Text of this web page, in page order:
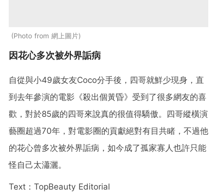
Photo from 網上圖片
因花心多次被外界詬病
自從與小49歲女友Coco分手後，四哥就鮮少現身，直
到去年參演的電影《殺出個黃昏》受到了很多網友的喜
歡，對於85歲的四哥來說真的很值得驕傲。四哥縱橫演
藝圈超過70年，對電影圈的貢獻絕對有目共睹，不過他
的花心曾多次被外界詬病，如今成了孤家寡人也許只能
怪自己太瀟灑。
Text：TopBeauty Editorial